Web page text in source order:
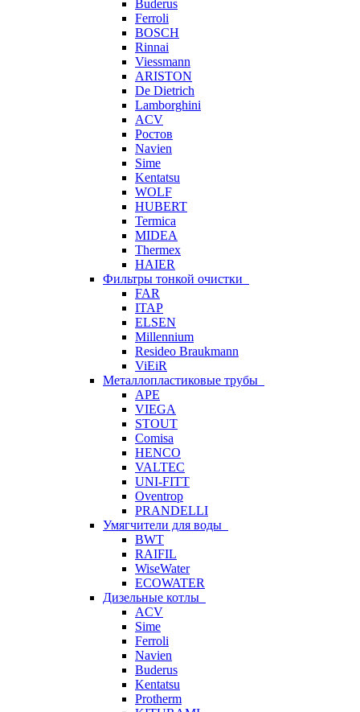
Buderus
Ferroli
BOSCH
Rinnai
Viessmann
ARISTON
De Dietrich
Lamborghini
ACV
Ростов
Navien
Sime
Kentatsu
WOLF
HUBERT
Termica
MIDEA
Thermex
HAIER
Фильтры тонкой очистки
FAR
ITAP
ELSEN
Millennium
Resideo Braukmann
ViEiR
Металлопластиковые трубы
APE
VIEGA
STOUT
Comisa
HENCO
VALTEC
UNI-FITT
Oventrop
PRANDELLI
Умягчители для воды
BWT
RAIFIL
WiseWater
ECOWATER
Дизельные котлы
ACV
Sime
Ferroli
Navien
Buderus
Kentatsu
Protherm